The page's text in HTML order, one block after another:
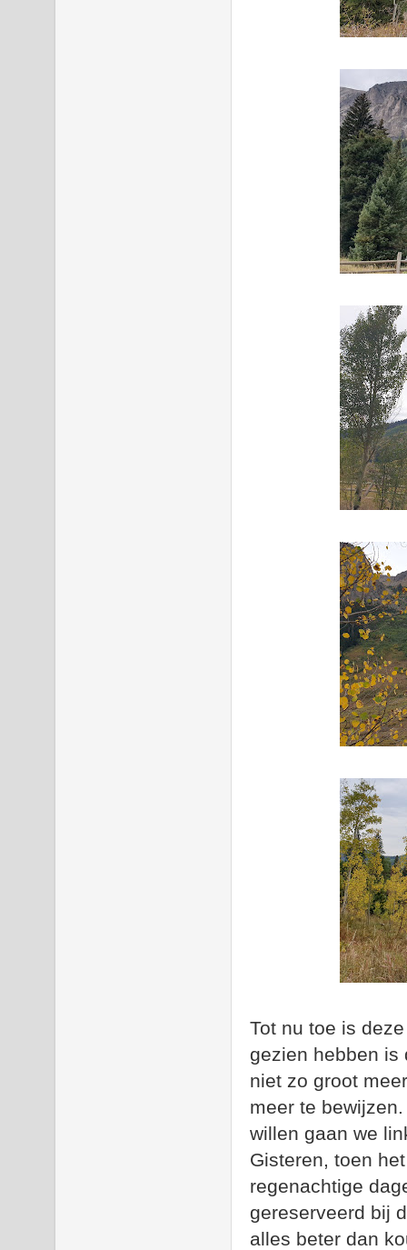
Tot nu toe is
gezien hebben is
niet zo groot
meer te
willen gaan we
Gisteren, toen
regenachtige
gereserveerd bij
alles beter dan